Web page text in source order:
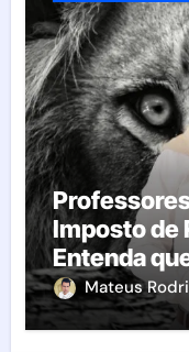
Imposto de
Entenda
eviteMateus